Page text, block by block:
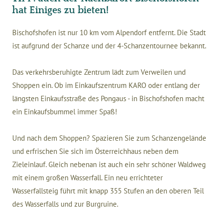
hat Einiges zu bieten!
Bischofshofen ist nur 10 km vom Alpendorf entfernt. Die Stadt
ist aufgrund der Schanze und der 4-Schanzentournee bekannt.
Das verkehrsberuhigte Zentrum lädt zum Verweilen und
Shoppen ein. Ob im Einkaufszentrum KARO oder entlang der
längsten Einkaufsstraße des Pongaus - in Bischofshofen macht
ein Einkaufsbummel immer Spaß!
Und nach dem Shoppen? Spazieren Sie zum Schanzengelände
und erfrischen Sie sich im Österreichhaus neben dem
Zieleinlauf. Gleich nebenan ist auch ein sehr schöner Waldweg
mit einem großen Wasserfall. Ein neu errichteter
Wasserfallsteig führt mit knapp 355 Stufen an den oberen Teil
des Wasserfalls und zur Burgruine.